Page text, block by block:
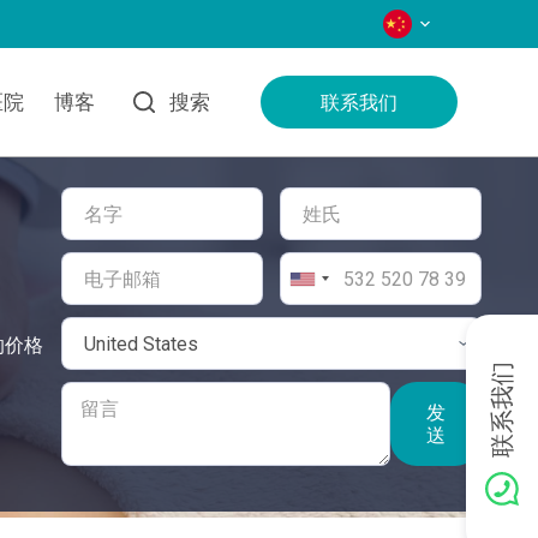
语言
博客 搜索 联系我们
格
发
送
联系我们